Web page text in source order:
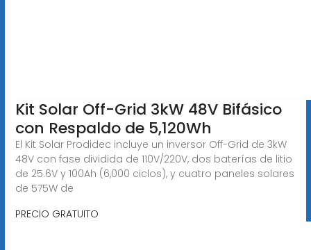
Kit Solar Off-Grid 3kW 48V Bifásico
con Respaldo de 5,120Wh
El Kit Solar Prodidec incluye un inversor Off-Grid de 3kW
48V con fase dividida de 110V/220V, dos baterías de litio
de 25.6V y 100Ah (6,000 ciclos), y cuatro paneles solares
de 575W de
PRECIO GRATUITO